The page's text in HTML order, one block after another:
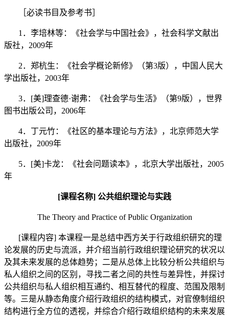
必读书目 及参考书］
1 ．李培林等：《社会学与中国社会》，社会科学文献出
版社， 2009年
2．郑杭生：《社会学概论新修》 （第3版）
，中国人民大
学出版社， 2003年
3． [美]理查德·谢弗：《社会学与生活》 （第9版）
，世界
图书出版公司， 2006年
4．丁元竹：《社区的基本理论与方法》，北京师范大学
出版社， 2009年
5． [美]卡龙：《社会问题读本》，北京大学出版社， 2005
年
[课程名称] 公共组织理论与实践
The Theory and Practice of Public Organization
[课程内容] 本课程一是总结中西方关于行政组织研究的理
论发展的历史与流派，并介绍当前行政组织理论研究的状况以
及其未来发展的总体趋势；二是从总体上比较分析公共组织与
私人组织之间的区别，寻找二者之间的共性与差异性，并探讨
公共组织与私人组织相互通约、相互替代的程度、范围及限制
等。三是从静态角度介绍行政组织的结构模式，对官僚制组织
结构进行全方位的透视，并综合介绍行政组织结构的未来发展